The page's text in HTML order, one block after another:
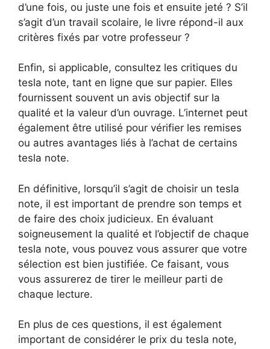
d’une fois, ou juste une fois et ensuite jeté ? S’il
s’agit d’un travail scolaire, le livre répond-il aux
critères fixés par votre professeur ?
Enfin, si applicable, consultez les critiques du
tesla note, tant en ligne que sur papier. Elles
fournissent souvent un avis objectif sur la
qualité et la valeur d’un ouvrage. L’internet peut
également être utilisé pour vérifier les remises
ou autres avantages liés à l’achat de certains
tesla note.
En définitive, lorsqu’il s’agit de choisir un tesla
note, il est important de prendre son temps et
de faire des choix judicieux. En évaluant
soigneusement la qualité et l’objectif de chaque
tesla note, vous pouvez vous assurer que votre
sélection est bien justifiée. Ce faisant, vous
vous assurerez de tirer le meilleur parti de
chaque lecture.
En plus de ces questions, il est également
important de considérer le prix du tesla note,